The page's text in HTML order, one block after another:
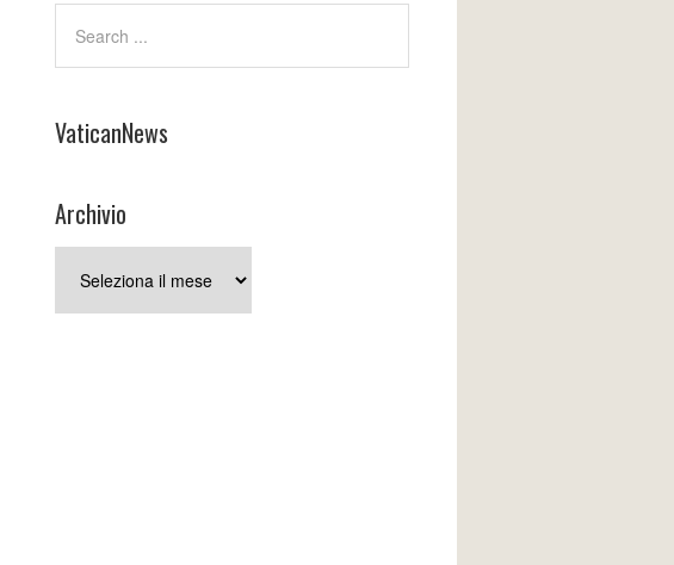
VaticanNews
Archivio